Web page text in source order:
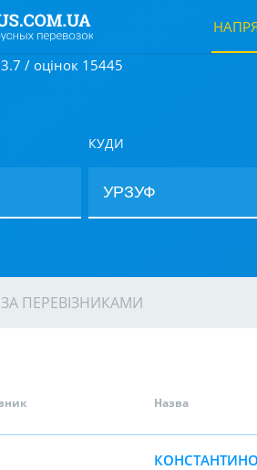
/ оцінок 15445
КУДИ
ЗА ПЕРЕВІЗНИКАМИ
Назва